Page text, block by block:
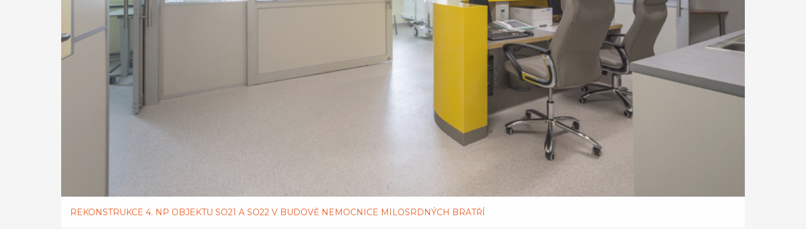
REKONSTRUKCE 4. NP OBJEKTU SO21 A SO22 V BUDOVĚ NEMOCNICE MILOSRDNÝCH BRATŘÍ